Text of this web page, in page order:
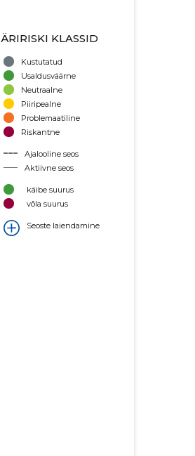
ÄRIRISKI KLASSID
Kustutatud
Usaldusväärne
Neutraalne
Piiripealne
Problemaatiline
Riskantne
Ajalooline seos
Aktiivne seos
käibe suurus
võla suurus
Seoste laiendamine